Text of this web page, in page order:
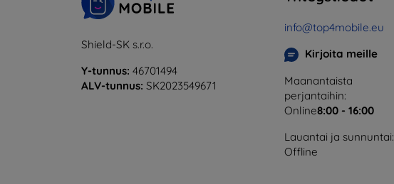
Shield-SK s.r.o.
Y-tunnus: 46701494
ALV-tunnus: SK2023549671
info@top4mobile.eu
Kirjoita meille
Maanantaista
perjantaihin:
Online8:00 - 16:00
Lauantai ja sunnuntai:
Offline